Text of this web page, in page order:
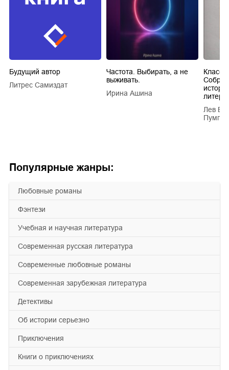
Популярные жанры:
любовные романы
фэнтези
учебная и научная литература
современная русская литература
современные любовные романы
современная зарубежная литература
детективы
об истории серьезно
приключения
книги о приключениях
Будущий автор
Литрес Самиздат
Частота. Выбирать, а не
выживать.
Ирина Ашина
Лев